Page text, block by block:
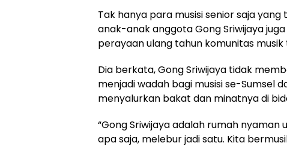
Tak hanya para musisi senior saja
anak-anak anggota Gong Sriwijaya
perayaan ulang tahun komunitas
Dia berkata, Gong Sriwijaya tidak
menjadi wadah bagi musisi se-Sumsel
menyalurkan bakat dan minatnya di
“Gong Sriwijaya adalah rumah nyaman
apa saja, melebur jadi satu. Kita